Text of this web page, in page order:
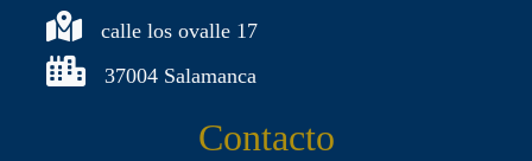
calle los ovalle 17
37004 Salamanca
Contacto